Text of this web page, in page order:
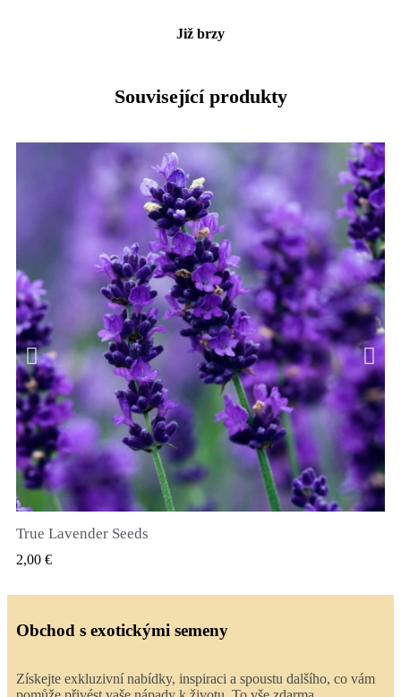
Již brzy
Související produkty
True Lavender Seeds
2,00 €
Obchod s exotickými semeny
Získejte exkluzivní nabídky, inspiraci a spoustu dalšího, co vám